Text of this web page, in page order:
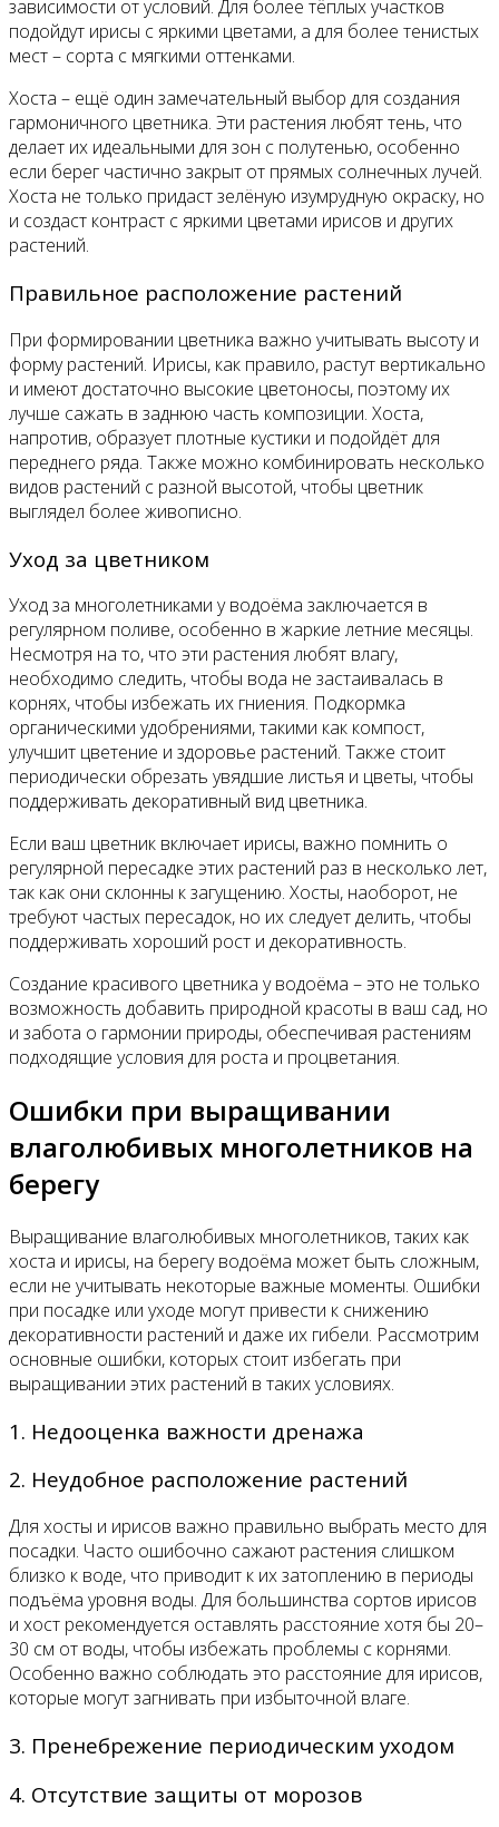
зависимости от условий. Для более тёплых участков
подойдут ирисы с яркими цветами, а для более тенистых
мест – сорта с мягкими оттенками.
Хоста – ещё один замечательный выбор для создания
гармоничного цветника. Эти растения любят тень, что
делает их идеальными для зон с полутенью, особенно
если берег частично закрыт от прямых солнечных лучей.
Хоста не только придаст зелёную изумрудную окраску, но
и создаст контраст с яркими цветами ирисов и других
растений.
Правильное расположение растений
При формировании цветника важно учитывать высоту и
форму растений. Ирисы, как правило, растут вертикально
и имеют достаточно высокие цветоносы, поэтому их
лучше сажать в заднюю часть композиции. Хоста,
напротив, образует плотные кустики и подойдёт для
переднего ряда. Также можно комбинировать несколько
видов растений с разной высотой, чтобы цветник
выглядел более живописно.
Уход за цветником
Уход за многолетниками у водоёма заключается в
регулярном поливе, особенно в жаркие летние месяцы.
Несмотря на то, что эти растения любят влагу,
необходимо следить, чтобы вода не застаивалась в
корнях, чтобы избежать их гниения. Подкормка
органическими удобрениями, такими как компост,
улучшит цветение и здоровье растений. Также стоит
периодически обрезать увядшие листья и цветы, чтобы
поддерживать декоративный вид цветника.
Если ваш цветник включает ирисы, важно помнить о
регулярной пересадке этих растений раз в несколько лет,
так как они склонны к загущению. Хосты, наоборот, не
требуют частых пересадок, но их следует делить, чтобы
поддерживать хороший рост и декоративность.
Создание красивого цветника у водоёма – это не только
возможность добавить природной красоты в ваш сад, но
и забота о гармонии природы, обеспечивая растениям
подходящие условия для роста и процветания.
Ошибки при выращивании
влаголюбивых многолетников на
берегу
Выращивание влаголюбивых многолетников, таких как
хоста и ирисы, на берегу водоёма может быть сложным,
если не учитывать некоторые важные моменты. Ошибки
при посадке или уходе могут привести к снижению
декоративности растений и даже их гибели. Рассмотрим
основные ошибки, которых стоит избегать при
выращивании этих растений в таких условиях.
1. Недооценка важности дренажа
2. Неудобное расположение растений
Для хосты и ирисов важно правильно выбрать место для
посадки. Часто ошибочно сажают растения слишком
близко к воде, что приводит к их затоплению в периоды
подъёма уровня воды. Для большинства сортов ирисов
и хост рекомендуется оставлять расстояние хотя бы 20–
30 см от воды, чтобы избежать проблемы с корнями.
Особенно важно соблюдать это расстояние для ирисов,
которые могут загнивать при избыточной влаге.
3. Пренебрежение периодическим уходом
4. Отсутствие защиты от морозов